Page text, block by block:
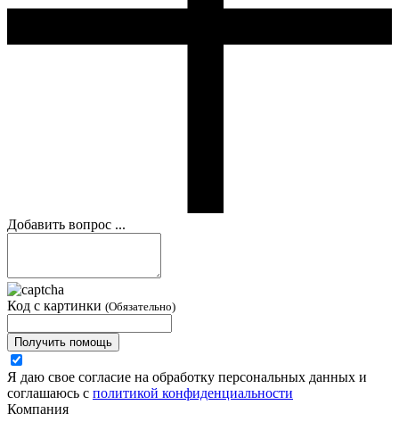
Добавить вопрос ...
Код с картинки (Обязательно)
Получить помощь
Я даю свое согласие на обработку персональных данных и
соглашаюсь с политикой конфиденциальности
Компания